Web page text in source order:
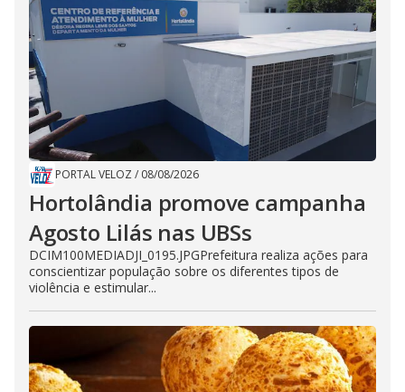
PORTAL VELOZ / 08/08/2026
Hortolândia promove campanha
Agosto Lilás nas UBSs
DCIM100MEDIADJI_0195.JPGPrefeitura realiza ações para
conscientizar população sobre os diferentes tipos de
violência e estimular...